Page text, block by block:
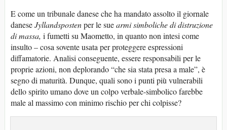
E come un tribunale danese che ha mandato assolto il giornale
daneseJyllandspostenper le suearmi simboliche di distruzione
di massa, i fumetti su Maometto, in quanto non intesi come
insulto – cosa sovente usata per proteggere espressioni
diffamatorie. Analisi conseguente, essere responsabili per le
proprie azioni, non deplorando “che sia stata presa a male”, è
segno di maturità. Dunque, quali sono i punti più vulnerabili
dello spirito umano dove un colpo verbale-simbolico farebbe
male al massimo con minimo rischio per chi colpisse?